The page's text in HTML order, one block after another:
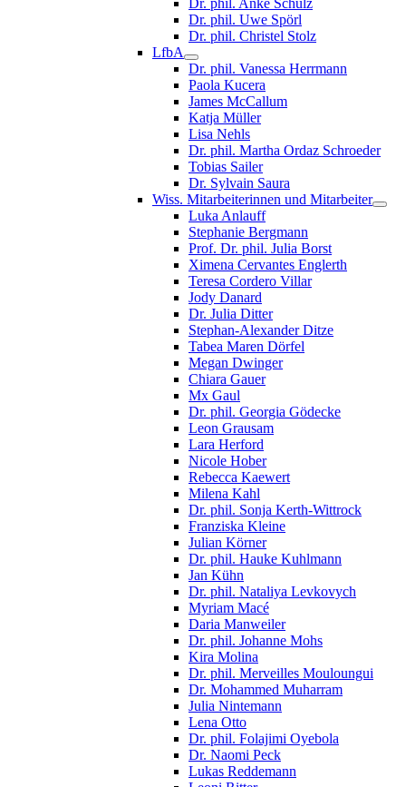
Dr. phil. Uwe Spörl
Dr. phil. Christel Stolz
LfbA
Dr. phil. Vanessa Herrmann
Paola Kucera
James McCallum
Katja Müller
Lisa Nehls
Dr. phil. Martha Ordaz Schroeder
Tobias Sailer
Dr. Sylvain Saura
Wiss. Mitarbeiterinnen und Mitarbeiter
Luka Anlauff
Stephanie Bergmann
Prof. Dr. phil. Julia Borst
Ximena Cervantes Englerth
Teresa Cordero Villar
Jody Danard
Dr. Julia Ditter
Stephan-Alexander Ditze
Tabea Maren Dörfel
Megan Dwinger
Chiara Gauer
Mx Gaul
Dr. phil. Georgia Gödecke
Leon Grausam
Lara Herford
Nicole Hober
Rebecca Kaewert
Milena Kahl
Dr. phil. Sonja Kerth-Wittrock
Franziska Kleine
Julian Körner
Dr. phil. Hauke Kuhlmann
Jan Kühn
Dr. phil. Nataliya Levkovych
Myriam Macé
Daria Manweiler
Dr. phil. Johanne Mohs
Kira Molina
Dr. phil. Merveilles Mouloungui
Dr. Mohammed Muharram
Julia Nintemann
Lena Otto
Dr. phil. Folajimi Oyebola
Dr. Naomi Peck
Lukas Reddemann